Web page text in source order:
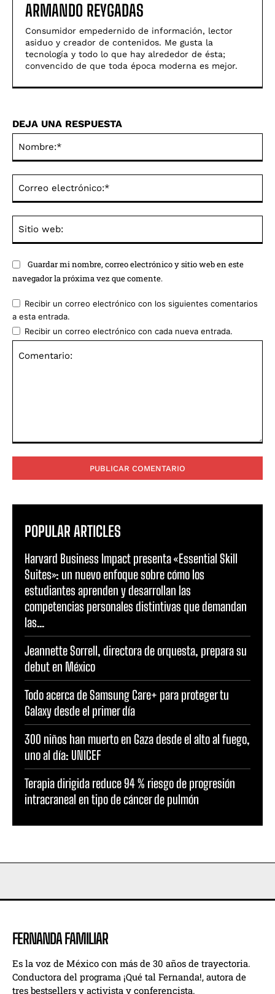
ARMANDO REYGADAS
Consumidor empedernido de información, lector
asiduo y creador de contenidos. Me gusta la
tecnologí­a y todo lo que hay alrededor de ésta;
convencido de que toda época moderna es mejor.
DEJA UNA RESPUESTA
Guardar mi nombre, correo electrónico y sitio web en este
navegador la próxima vez que comente.
Recibir un correo electrónico con los siguientes comentarios
a esta entrada.
Recibir un correo electrónico con cada nueva entrada.
POPULAR ARTICLES
Harvard Business Impact presenta «Essential Skill
Suites»: un nuevo enfoque sobre cómo los
estudiantes aprenden y desarrollan las
competencias personales distintivas que demandan
las...
Jeannette Sorrell, directora de orquesta, prepara su
debut en México
Todo acerca de Samsung Care+ para proteger tu
Galaxy desde el primer día
300 niños han muerto en Gaza desde el alto al fuego,
uno al día: UNICEF
Terapia dirigida reduce 94 % riesgo de progresión
intracraneal en tipo de cáncer de pulmón
FERNANDA FAMILIAR
Es la voz de México con más de 30 años de trayectoria.
Conductora del programa ¡Qué tal Fernanda!, autora de
tres bestsellers y activista y conferencista.